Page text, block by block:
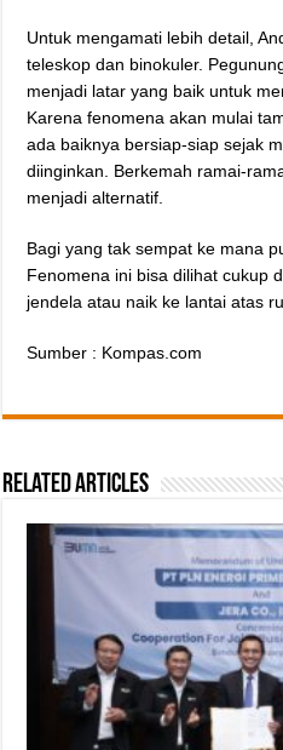
Untuk mengamati lebih detail,
teleskop dan binokuler.
menjadi latar yang baik untuk
Karena fenomena akan mulai
ada baiknya bersiap-siap sejak
diinginkan. Berkemah ramai-
menjadi alternatif.
Bagi yang tak sempat ke mana
Fenomena ini bisa dilihat cukup
jendela atau naik ke lantai atas
Sumber : Kompas.com
Related Articles